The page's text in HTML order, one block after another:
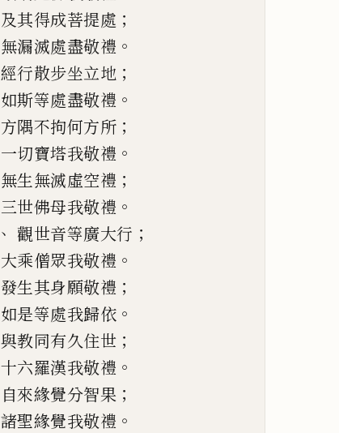
及其得成菩提處 ；
無漏滅處盡敬禮 。
經行散步坐立地 ；
如斯等處盡敬禮 。
方隅不拘何方所 ；
一切寶塔我敬禮 。
無生無滅虛空禮 ；
三世佛母我敬禮 。
、 觀世音等廣大行 ；
大乘僧眾我敬禮 。
發生其身願敬禮 ；
如是等處我歸依 。
與教同有久住世 ；
十六羅漢我敬禮 。
自來緣覺分智果 ；
諸聖緣覺我敬禮 。